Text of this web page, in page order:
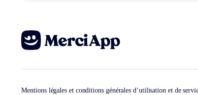
Mentions légales et conditions générales d’utilisation et de